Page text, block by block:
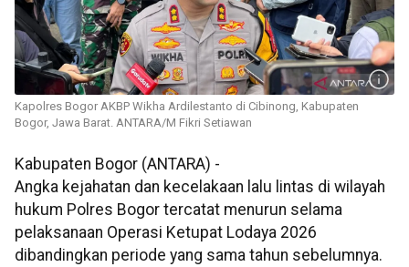
Kapolres Bogor AKBP Wikha Ardilestanto di Cibinong, Kabupaten
Bogor, Jawa Barat. ANTARA/M Fikri Setiawan
Kabupaten Bogor (ANTARA) -
Angka kejahatan dan kecelakaan lalu lintas di wilayah
hukum Polres Bogor tercatat menurun selama
pelaksanaan Operasi Ketupat Lodaya 2026
dibandingkan periode yang sama tahun sebelumnya.